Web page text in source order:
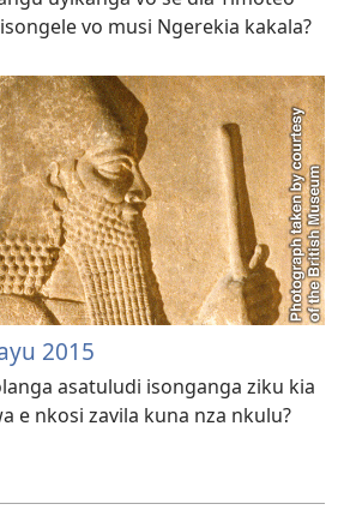
vo musi Ngerekia kakala?
2015
asatuludi isonganga ziku kia
e nkosi zavila kuna nza nkulu?